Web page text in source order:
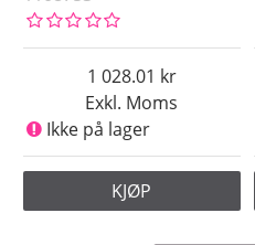
Exkl. Moms
1 028.01
Ikke på lager
KJØP